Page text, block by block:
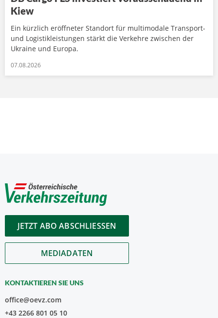
Kiew
Ein kürzlich eröffneter Standort für multimodale Transport-
und Logistikleistungen stärkt die Verkehre zwischen der
Ukraine und Europa.
07.08.2026
JETZT ABO ABSCHLIESSEN
MEDIADATEN
KONTAKTIEREN SIE UNS
office@oevz.com
+43 2266 801 05 10